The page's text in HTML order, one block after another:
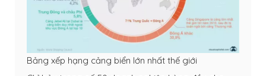
Bảng xếp hạng cảng biển lớn nhất thế giới